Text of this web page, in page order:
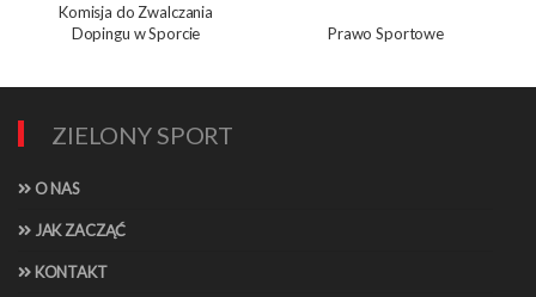
Komisja do Zwalczania
Dopingu w Sporcie
Prawo Sportowe
ZIELONY SPORT
O NAS
JAK ZACZĄĆ
KONTAKT